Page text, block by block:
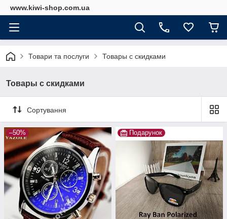
www.kiwi-shop.com.ua
Товари та послуги Товары с скидками
Товары с скидками
Сортування
–50% Подарунок